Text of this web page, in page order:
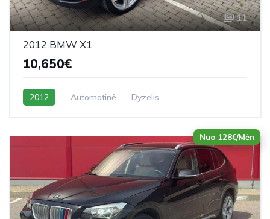
11
2012 BMW X1
10,650€
2012 Automatinė Dyzelis
Nuo 128€/Mėn